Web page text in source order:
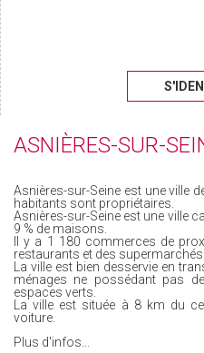
ASNIÈRES-SUR-
Asnières-sur-Seine est une ville
habitants sont propriétaires.
Asnières-sur-Seine est une ville
9 % de maisons.
Il y a 1 180 commerces de
restaurants et des supermarchés.
La ville est bien desservie en
ménages ne possédant pas
espaces verts.
La ville est située à 8 km du
voiture.
Plus d'infos...